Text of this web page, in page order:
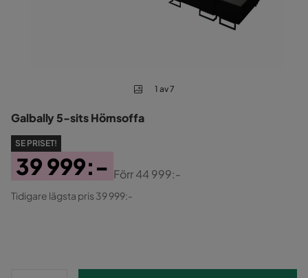
1 av 7
Galbally 5-sits Hörnsoffa
SE PRISET!
Pris
39 999:-
Original
Förr44 999:-
Tidigare lägsta pris 39 999:-